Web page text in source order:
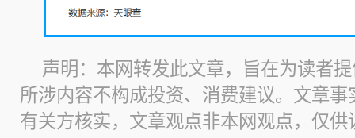
声明：本网转发此文章，旨在为读者
所涉内容不构成投资、消费建议。文章
有关方核实，文章观点非本网观点，仅供